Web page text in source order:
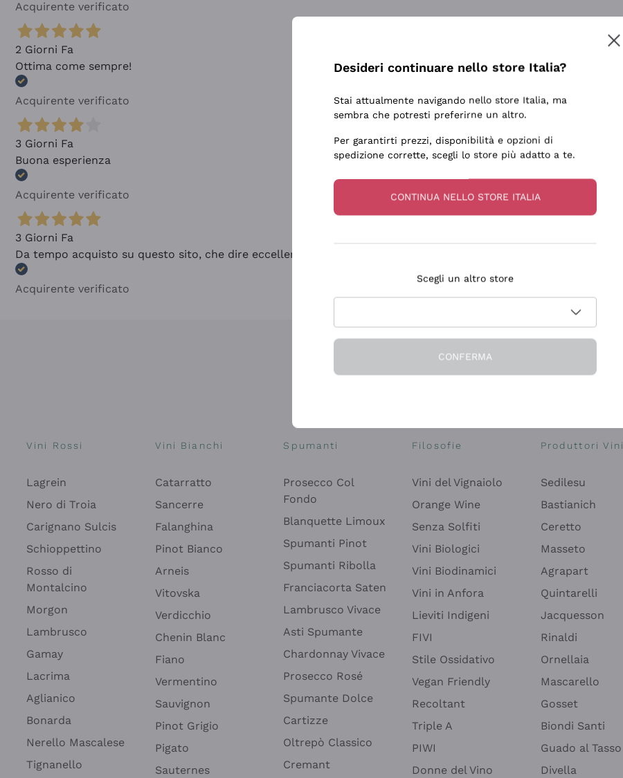
Acquirente verificato
2 Giorni Fa
Ottima come sempre!
Acquirente verificato
3 Giorni Fa
Buona esperienza
Acquirente verificato
3 Giorni Fa
Da tempo acquisto su questo sito, che dire eccellente
Acquirente verificato
Vini Rossi
Lagrein
Nero di Troia
Carignano Sulcis
Schioppettino
Rosso di
Montalcino
Morgon
Lambrusco
Gamay
Lacrima
Aglianico
Bonarda
Nerello Mascalese
Tignanello
Vini Bianchi
Catarratto
Sancerre
Falanghina
Pinot Bianco
Arneis
Vitovska
Verdicchio
Chenin Blanc
Fiano
Vermentino
Sauvignon
Pinot Grigio
Pigato
Sauternes
Spumanti
Prosecco Col
Fondo
Blanquette Limoux
Spumanti Pinot
Spumanti Ribolla
Franciacorta Saten
Lambrusco Vivace
Asti Spumante
Chardonnay Vivace
Prosecco Rosé
Spumante Dolce
Cartizze
Oltrepò Classico
Cremant
Filosofie
Vini del Vignaiolo
Orange Wine
Senza Solfiti
Vini Biologici
Vini Biodinamici
Vini in Anfora
Lieviti Indigeni
FIVI
Stile Ossidativo
Vegan Friendly
Recoltant
Triple A
PIWI
Donne del Vino
Produttori Vini
Sedilesu
Bastianich
Ceretto
Masseto
Agrapart
Quintarelli
Jacquesson
Rinaldi
Ornellaia
Mascarello
Gosset
Biondi Santi
Guado al Tasso
Divella
Desideri continuare nello store Italia?
Stai attualmente navigando nello store Italia, ma
sembra che potresti preferirne un altro.
Per garantirti prezzi, disponibilità e opzioni di
spedizione corrette, scegli lo store più adatto a te.
CONTINUA NELLO STORE ITALIA
Scegli un altro store
CONFERMA